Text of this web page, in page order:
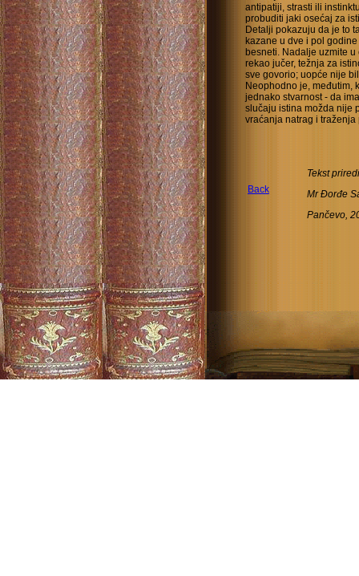
antipatiji, strasti ili
probuditi jaki osećaj za
Detalji pokazuju da je to
kazane u dve i pol
besneti. Nadalje uzmite
rekao jučer, težnja za
sve govorio; uopće nije
Neophodno je, međutim,
jednako stvarnost - da
slučaju istina možda nije
vraćanja natrag i
Back
Tekst
Mr Đorđe
Pančevo,